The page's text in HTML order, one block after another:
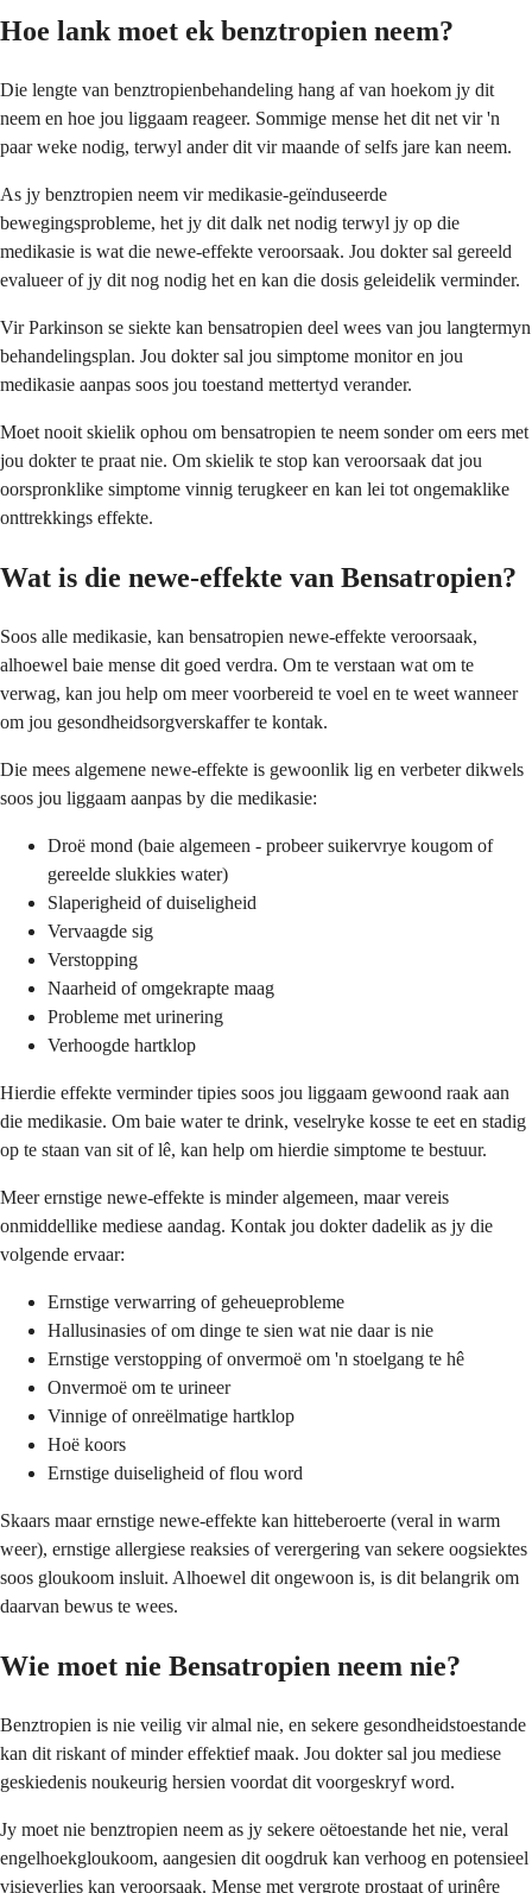
Hoe lank moet ek benztropien neem?
Die lengte van benztropienbehandeling hang af van hoekom jy dit
neem en hoe jou liggaam reageer. Sommige mense het dit net vir 'n
paar weke nodig, terwyl ander dit vir maande of selfs jare kan neem.
As jy benztropien neem vir medikasie-geïnduseerde
bewegingsprobleme, het jy dit dalk net nodig terwyl jy op die
medikasie is wat die newe-effekte veroorsaak. Jou dokter sal gereeld
evalueer of jy dit nog nodig het en kan die dosis geleidelik verminder.
Vir Parkinson se siekte kan bensatropien deel wees van jou langtermyn
behandelingsplan. Jou dokter sal jou simptome monitor en jou
medikasie aanpas soos jou toestand mettertyd verander.
Moet nooit skielik ophou om bensatropien te neem sonder om eers met
jou dokter te praat nie. Om skielik te stop kan veroorsaak dat jou
oorspronklike simptome vinnig terugkeer en kan lei tot ongemaklike
onttrekkings effekte.
Wat is die newe-effekte van Bensatropien?
Soos alle medikasie, kan bensatropien newe-effekte veroorsaak,
alhoewel baie mense dit goed verdra. Om te verstaan wat om te
verwag, kan jou help om meer voorbereid te voel en te weet wanneer
om jou gesondheidsorgverskaffer te kontak.
Die mees algemene newe-effekte is gewoonlik lig en verbeter dikwels
soos jou liggaam aanpas by die medikasie:
Droë mond (baie algemeen - probeer suikervrye kougom of
gereelde slukkies water)
Slaperigheid of duiseligheid
Vervaagde sig
Verstopping
Naarheid of omgekrapte maag
Probleme met urinering
Verhoogde hartklop
Hierdie effekte verminder tipies soos jou liggaam gewoond raak aan
die medikasie. Om baie water te drink, veselryke kosse te eet en stadig
op te staan van sit of lê, kan help om hierdie simptome te bestuur.
Meer ernstige newe-effekte is minder algemeen, maar vereis
onmiddellike mediese aandag. Kontak jou dokter dadelik as jy die
volgende ervaar:
Ernstige verwarring of geheueprobleme
Hallusinasies of om dinge te sien wat nie daar is nie
Ernstige verstopping of onvermoë om 'n stoelgang te hê
Onvermoë om te urineer
Vinnige of onreëlmatige hartklop
Hoë koors
Ernstige duiseligheid of flou word
Skaars maar ernstige newe-effekte kan hitteberoerte (veral in warm
weer), ernstige allergiese reaksies of verergering van sekere oogsiektes
soos gloukoom insluit. Alhoewel dit ongewoon is, is dit belangrik om
daarvan bewus te wees.
Wie moet nie Bensatropien neem nie?
Benztropien is nie veilig vir almal nie, en sekere gesondheidstoestande
kan dit riskant of minder effektief maak. Jou dokter sal jou mediese
geskiedenis noukeurig hersien voordat dit voorgeskryf word.
Jy moet nie benztropien neem as jy sekere oëtoestande het nie, veral
engelhoekgloukoom, aangesien dit oogdruk kan verhoog en potensieel
visieverlies kan veroorsaak. Mense met vergrote prostaat of urinêre